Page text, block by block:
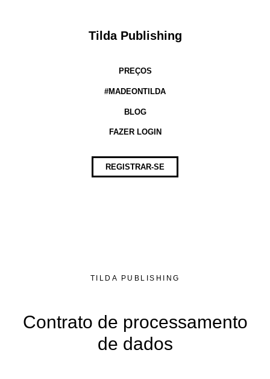
Tilda Publishing
PREÇOS
#MADEONTILDA
BLOG
FAZER LOGIN
REGISTRAR-SE
TILDA PUBLISHING
Contrato de processamento
de dados